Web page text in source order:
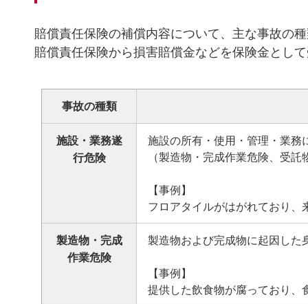
賠償責任保険の補償内容について、主な事故の
賠償責任保険から損害賠償金などを保険金とし
事故の種類
施設・ 業務遂
行危険
施設の所有・使用・管理・業
（製造物・完成作業危険、受
【事例】
フロアタイルがはがれており
製造物・ 完成
作業危険
製造物および完成物に起因した
【事例】
提供した飲食物が腐っており、